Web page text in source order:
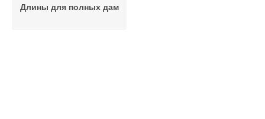
Длины для полных дам